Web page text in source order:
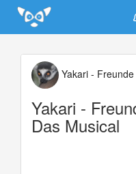
Update cookies preferences
Yakari -
Yakari -
Das Musical